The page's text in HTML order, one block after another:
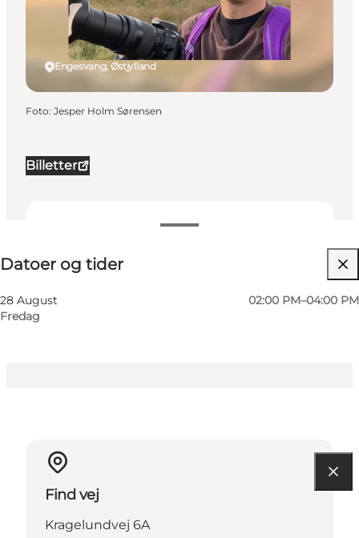
Billetter
Datoer og tider
28 August
Fredag
02:00 PM–04:00 PM
Besøg hjemmeside
Min virksomhed, Mig selv, Min partner, Venner,
Engesvang, Østjylland
Foto: Jesper Holm Sørensen
Find vej
Kragelundvej 6A